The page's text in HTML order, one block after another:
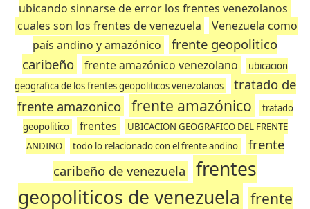
ubicando sinnarse de error los frentes venezolanos
cuales son los frentes de venezuela
Venezuela como
país andino y amazónico
frente geopolitico
caribeño
frente amazónico venezolano
ubicacion
geografica de los frentes geopoliticos venezolanos
tratado de
frente amazonico
frente amazónico
tratado
geopolitico
frentes
UBICACION GEOGRAFICO DEL FRENTE
ANDINO
todo lo relacionado con el frente andino
frente
caribeño de venezuela
frentes
geopoliticos de venezuela frente